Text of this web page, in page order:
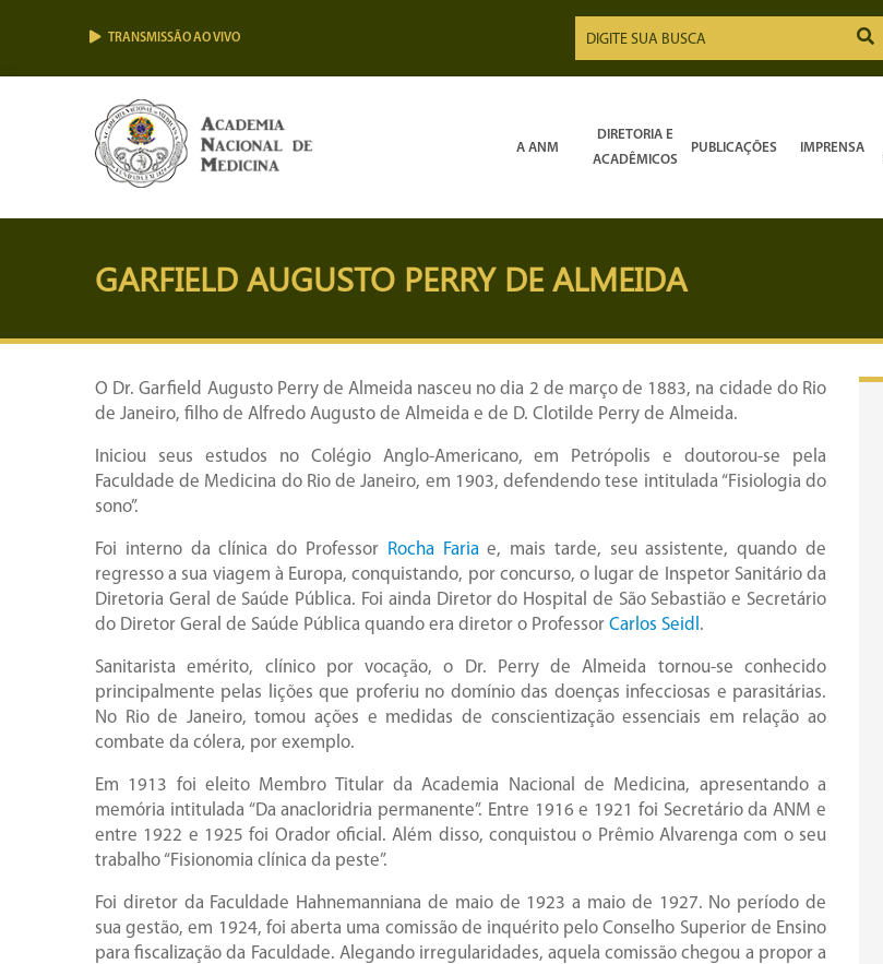
TRANSMISSÃO AO VIVO
A ANM
DIRETORIA E
ACADÊMICOS
PUBLICAÇÕES IMPRENSA
GARFIELD AUGUSTO PERRY DE ALMEIDA
O Dr. Garfield Augusto Perry de Almeida nasceu no dia 2 de março de 1883, na cidade do Rio
de Janeiro, filho de Alfredo Augusto de Almeida e de D. Clotilde Perry de Almeida.
Iniciou seus estudos no Colégio Anglo-Americano, em Petrópolis e doutorou-se pela
Faculdade de Medicina do Rio de Janeiro, em 1903, defendendo tese intitulada “Fisiologia do
sono”.
Foi interno da clínica do Professor Rocha Fariae, mais tarde, seu assistente, quando de
regresso a sua viagem à Europa, conquistando, por concurso, o lugar de Inspetor Sanitário da
Diretoria Geral de Saúde Pública. Foi ainda Diretor do Hospital de São Sebastião e Secretário
do Diretor Geral de Saúde Pública quando era diretor o Professor Carlos Seidl .
Sanitarista emérito, clínico por vocação, o Dr. Perry de Almeida tornou-se conhecido
principalmente pelas lições que proferiu no domínio das doenças infecciosas e parasitárias.
No Rio de Janeiro, tomou ações e medidas de conscientização essenciais em relação ao
combate da cólera, por exemplo.
Em 1913 foi eleito Membro Titular da Academia Nacional de Medicina, apresentando a
memória intitulada “Da anacloridria permanente”. Entre 1916 e 1921 foi Secretário da ANM e
entre 1922 e 1925 foi Orador oficial. Além disso, conquistou o Prêmio Alvarenga com o seu
trabalho “Fisionomia clínica da peste”.
Foi diretor da Faculdade Hahnemanniana de maio de 1923 a maio de 1927. No período de
sua gestão, em 1924, foi aberta uma comissão de inquérito pelo Conselho Superior de Ensino
para fiscalização da Faculdade. Alegando irregularidades, aquela comissão chegou a propor a